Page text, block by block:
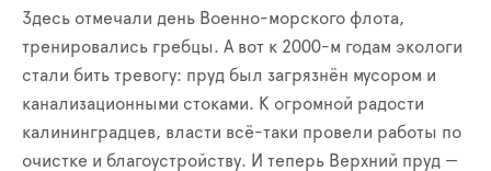
Здесь отмечали день Военно-морского флота,
тренировались гребцы. А вот к 2000-м годам экологи
стали бить тревогу: пруд был загрязнён мусором и
канализационными стоками. К огромной радости
калининградцев, власти всё-таки провели работы по
очистке и благоустройству. И теперь Верхний пруд —